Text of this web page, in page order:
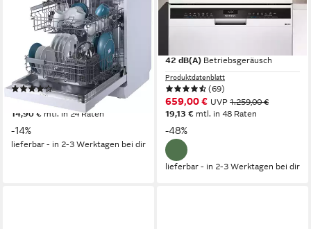
HG6085E127635W
59,8 x 84,5 x 60 cm B/H/T
freistehend (unterbaufähig)
49 dB(A) Betriebsgeräusch
Produktdatenblatt
(156)
299,99 € UVP349,99 €
14,90 € mtl. in 24 Raten
-14%
lieferbar - in 2-3 Werktagen bei dir
SN23EW28AE
42 dB(A) Betriebsgeräusch
Produktdatenblatt
(69)
659,00 € UVP 1.259,00 €
19,13 € mtl. in 48 Raten
-48%
lieferbar - in 2-3 Werktagen bei dir